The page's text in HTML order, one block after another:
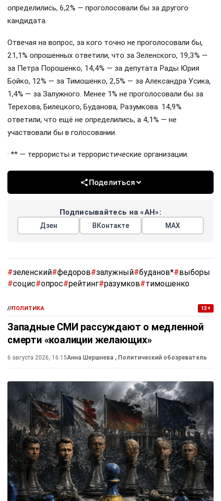
определились, 6,2% — проголосовали бы за другого
кандидата.
Отвечая на вопрос, за кого точно не проголосовали бы,
21,1% опрошенных ответили, что за Зеленского, 19,3% —
за Петра Порошенко, 14,4% — за депутата Рады Юрия
Бойко, 12% — за Тимошенко, 2,5% — за Александра Усика,
1,4% — за Залужного. Менее 1% не проголосовали бы за
Терехова, Билецкого, Буданова, Разумкова. 14,9%
ответили, что ещё не определились, а 4,1% — не
участвовали бы в голосовании.
· ** — террористы и террористические организации.
Поделиться
Подписывайтесь на «АН»:
Дзен ВКонтакте МАХ
#зеленский#федоров#залужный#буданов*#выборы
#социс#опрос#рейтинг#разумков#тимошенко
//ПОЛИТИКА 13+
Западные СМИ рассуждают о медленной
смерти «коалиции желающих»
6 августа 2026, 16:15Анна Шершнева , Политический обозреватель